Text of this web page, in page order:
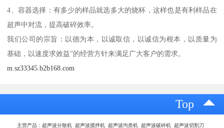
4、容器选择：有多少的样品就选多大的烧杯，这样也是有利样品在
超声中对流，提高破碎效率。
我们公司的宗旨：以德为本，以诚取信，以诚信为根本，以质量为
基础，以速度求效益”的经营方针来满足广大客户的需求。
m.sz33345.b2b168.com
Top
主营产品：超声波分散机 超声波搅拌机 超声波均质机 超声波破碎机 超声波切割刀